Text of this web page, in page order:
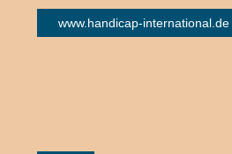
www.handicap-international.de